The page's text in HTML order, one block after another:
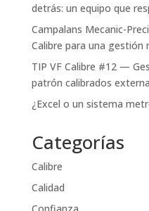
detrás: un equipo que
Campalans Mecanic-
Calibre para una
TIP VF Calibre #12 —
patrón calibrados
¿Excel o un sistema
Categorías
Calibre
Calidad